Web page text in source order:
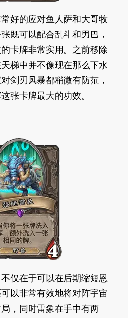
好的应对鱼人萨和大哥牧
既可以配合乱斗和男巴，
卡牌非常实用。之前移除
梯中并不像现在那么下水
剑刃风暴都稍微有防范，
张卡牌最大的功效。
仅在于可以在后期缩短恩
以非常有效地将对阵宇宙
，同时雷象在手中有两